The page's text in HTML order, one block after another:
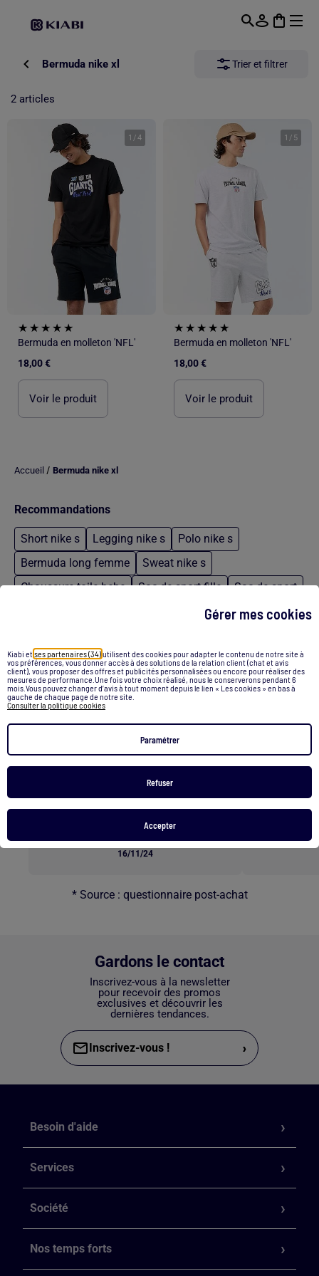
Gérer mes cookies
Kiabi et ses partenaires (34)utilisent des cookies pour adapter le contenu de notre site à
vos préférences, vous donner accès à des solutions de la relation client (chat et avis
client), vous proposer des offres et publicités personnalisées ou encore pour réaliser des
mesures de performance.Une fois votre choix réalisé, nous le conserverons pendant 6
mois.Vous pouvez changer d’avis à tout moment depuis le lien « Les cookies » en bas à
gauche de chaque page de notre site.
Consulter la politique cookies
Paramétrer
Refuser
Accepter
Bermuda nike xl Trier et filtrer
2 articles
1 /4
Bermuda en molleton 'NFL'
18,00 €
Voir le produit
1 / 5
Bermuda en molleton 'NFL'
18,00 €
Voir le produit
Accueil / Bermuda nike xl
Recommandations
Short nike s Legging nike s
Polo nike s
Bermuda long femme
Sweat nike s
Chaussure toile bebe
Sac de sport fille
Sac de sport
Body satin femme
Les clients parlent de nos
services *
E-RÉSERVATION
"Commander les tailles qu’on veut à
l’avance et ensuite venir les essayer en
magasin est une excellente option. C’est
un service vraiment pratique et agréable !"
16/11/24
« Superbes
rapide
* Source : questionnaire post-achat
Gardons le contact
Inscrivez-vous à la newsletter
pour recevoir des promos
exclusives et découvrir les
dernières tendances.
Inscrivez-vous ! ›
Besoin d'aide
Services
Société
Nos temps forts